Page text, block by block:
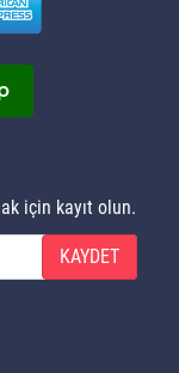
için kayıt olun.
KAYDET